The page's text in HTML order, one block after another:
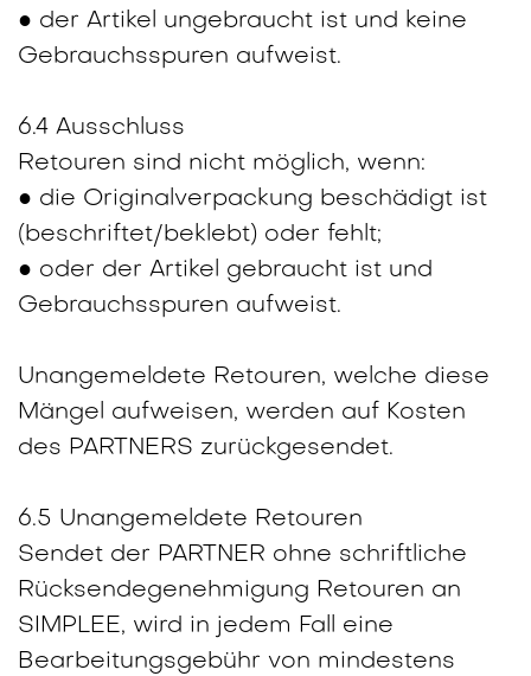
● der Artikel ungebraucht ist und keine
Gebrauchsspuren aufweist.
6.4 Ausschluss
Retouren sind nicht möglich, wenn:
● die Originalverpackung beschädigt ist
(beschriftet/beklebt) oder fehlt;
● oder der Artikel gebraucht ist und
Gebrauchsspuren aufweist.
Unangemeldete Retouren, welche diese
Mängel aufweisen, werden auf Kosten
des PARTNERS zurückgesendet.
6.5 Unangemeldete Retouren
Sendet der PARTNER ohne schriftliche
Rücksendegenehmigung Retouren an
SIMPLEE, wird in jedem Fall eine
Bearbeitungsgebühr von mindestens